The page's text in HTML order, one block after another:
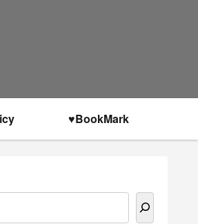
♥BookMark